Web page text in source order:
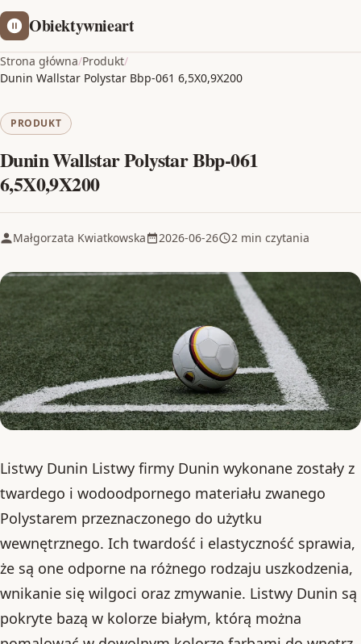
Obiektywnieart
Strona główna/Produkt/
Dunin Wallstar Polystar Bbp-061 6,5X0,9X200
PRODUKT
Dunin Wallstar Polystar Bbp-061
6,5X0,9X200
Małgorzata Kwiatkowska 2026-06-26 2 min czytania
Listwy Dunin Listwy firmy Dunin wykonane zostały z
twardego i wodoodpornego materiału zwanego
Polystarem przeznaczonego do użytku
wewnętrznego. Ich twardość i elastyczność sprawia,
że są one odporne na różnego rodzaju uszkodzenia,
wnikanie się wilgoci oraz zmywanie. Listwy Dunin są
pokryte bazą w kolorze białym, którą można